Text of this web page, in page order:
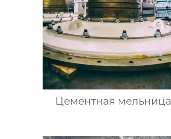
Цементная мельница